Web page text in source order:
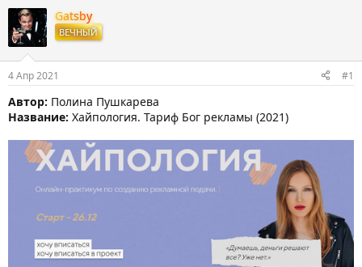
т
о
р
м
ы
т
а
н
а
л
а
Gatsby
ВЕЧНЫЙ
4 Апр 2021 #1
Автор: Полина Пушкарева
Название: Хайпология. Тариф Бог рекламы (2021)